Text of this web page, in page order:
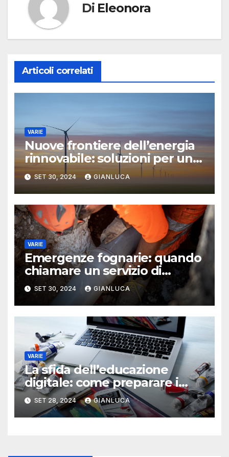
Di Eleonora
Articoli correlati
VARIE
Nuove frontiere dell’energia
rinnovabile: soluzioni per un
mondo più verde
SET 30, 2024 GIANLUCA
VARIE
Emergenze fognarie: quando
chiamare un servizio di
autospurgo per risolvere il
problema
SET 30, 2024 GIANLUCA
VARIE
La sfida dell’educazione
digitale: come preparare i
giovani al futuro
SET 28, 2024 GIANLUCA